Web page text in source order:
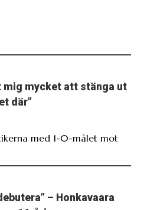
mig mycket att stänga ut
där”
med 1-0-målet mot
– Honkavaara